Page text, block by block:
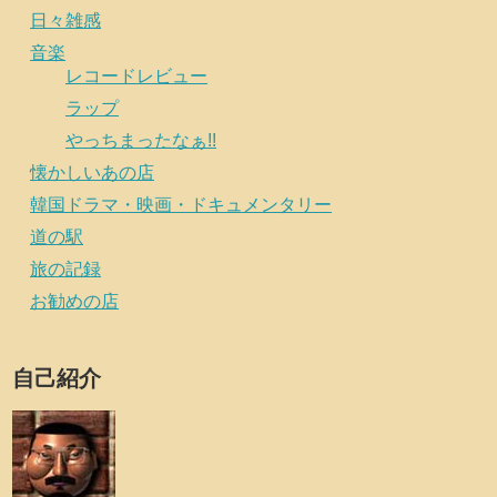
日々雑感
音楽
レコードレビュー
ラップ
やっちまったなぁ!!
懐かしいあの店
韓国ドラマ・映画・ドキュメンタリー
道の駅
旅の記録
お勧めの店
自己紹介